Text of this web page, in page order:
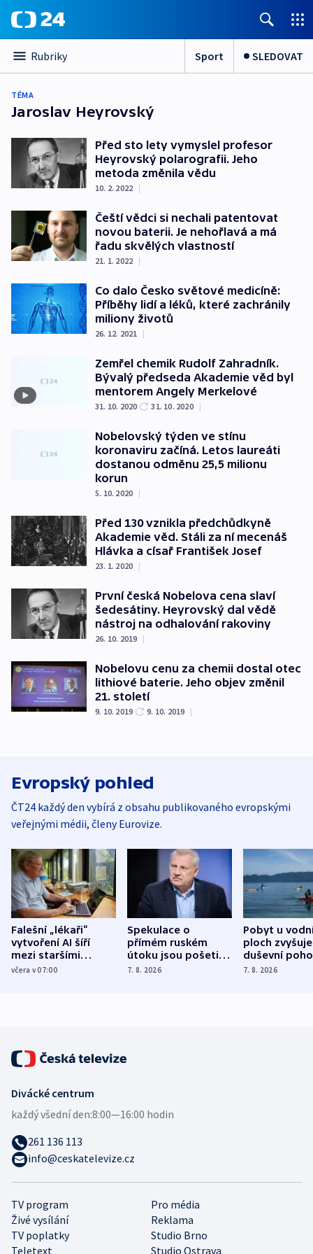
Rubriky Sport SLEDOVAT
TÉMA
Jaroslav Heyrovský
Před sto lety vymyslel profesor
Heyrovský polarografii. Jeho
metoda změnila vědu
10. 2. 2022 |
Čeští vědci si nechali patentovat
novou baterii. Je nehořlavá a má
řadu skvělých vlastností
21. 1. 2022 |
Co dalo Česko světové medicíně:
Příběhy lidí a léků, které zachránily
miliony životů
26. 12. 2021 |
Zemřel chemik Rudolf Zahradník.
Bývalý předseda Akademie věd byl
mentorem Angely Merkelové
31. 10. 2020 31. 10. 2020 |
Nobelovský týden ve stínu
koronaviru začíná. Letos laureáti
dostanou odměnu 25,5 milionu
korun
5. 10. 2020 |
Před 130 vznikla předchůdkyně
Akademie věd. Stáli za ní mecenáš
Hlávka a císař František Josef
23. 1. 2020 |
První česká Nobelova cena slaví
šedesátiny. Heyrovský dal vědě
nástroj na odhalování rakoviny
26. 10. 2019 |
Nobelovu cenu za chemii dostal otec
lithiové baterie. Jeho objev změnil
21. století
9. 10. 2019 9. 10. 2019 |
Evropský pohled
ČT24 každý den vybírá z obsahu publikovaného evropskými
veřejnými médii, členy Eurovize.
Falešní „lékaři“
vytvoření AI šíří
mezi staršími
Poláky nebezpečné
včera v 07:00
Spekulace o
přímém ruském
útoku jsou pošetilé,
míní estonský
7. 8. 2026
Pobyt u
ploch zvyšuje
duševní
ukázala
7. 8. 2026
TV program
Pro média
Živé vysílání
Reklama
TV poplatky
Studio Brno
Teletext
Studio Ostrava
Divácké centrum
každý všední den:8:00—16:00 hodin
261 136 113
info@ceskatelevize.cz